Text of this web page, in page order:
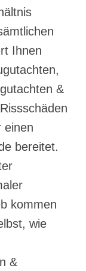
Ihnen
&
einen
bereitet.
kommen
wie
&